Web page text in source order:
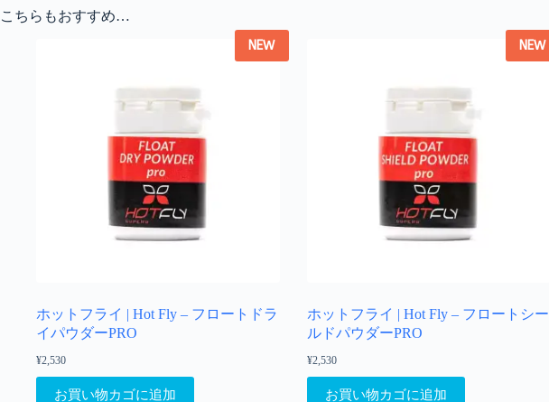
こちらもおすすめ…
NEW
ホットフライ | Hot Fly – フロートドラ
イパウダーPRO
¥2,530
お買い物カゴに追加
NEW
ホットフライ | Hot Fly – フロートシー
ルドパウダーPRO
¥2,530
お買い物カゴに追加